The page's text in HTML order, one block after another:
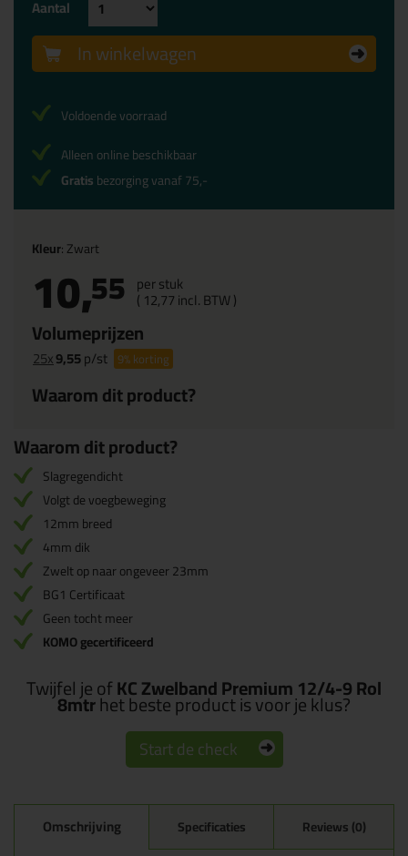
Kleur: Zwart
10,55 per stuk
( 12,77incl. BTW )
Volumeprijzen
25x9,55p/st 9%korting
Waarom dit product?
Aantal
In winkelwagen
Voldoende voorraad
Alleen online beschikbaar
Gratisbezorging vanaf 75,-
Waarom dit product?
Slagregendicht
Volgt de voegbeweging
12mm breed
4mm dik
Zwelt op naar ongeveer 23mm
BG1 Certificaat
Geen tocht meer
KOMO gecertificeerd
Twijfel je ofKC Zwelband Premium 12/4-9 Rol
8mtrhet beste product is voor je klus?
Start de check
Omschrijving Specificaties Reviews (0)